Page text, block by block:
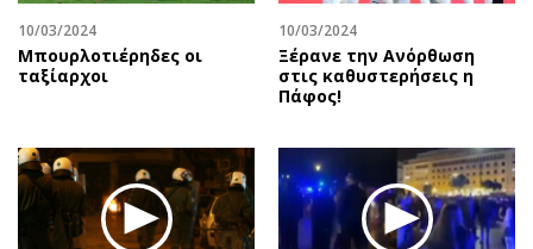
10/03/2024
Μπουρλοτιέρηδες οι
ταξίαρχοι
10/03/2024
Ξέρανε την Ανόρθωση
στις καθυστερήσεις η
Πάφος!